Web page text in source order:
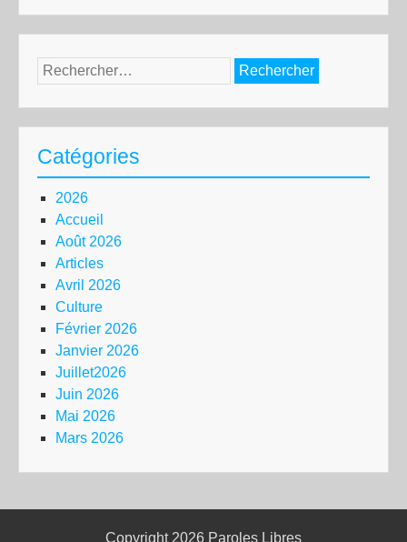
Rechercher :
Catégories
2026
Accueil
Août 2026
Articles
Avril 2026
Culture
Février 2026
Janvier 2026
Juillet2026
Juin 2026
Mai 2026
Mars 2026
Copyright 2026 Paroles Libres